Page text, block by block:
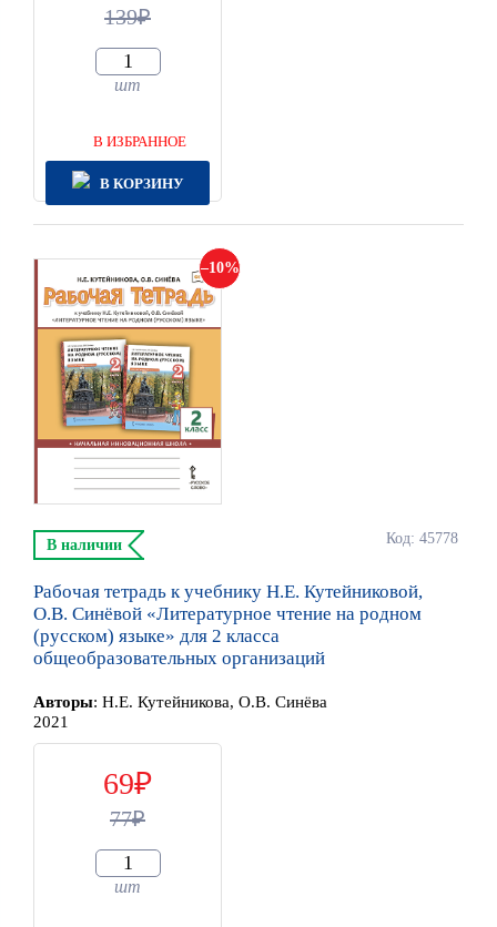
139
шт
В ИЗБРАННОЕ
В КОРЗИНУ
10
Код: 45778
В наличии
Рабочая тетрадь к учебнику Н.Е. Кутейниковой,
О.В. Синёвой «Литературное чтение на родном
(русском) языке» для 2 класса
общеобразовательных организаций
Авторы: Н.Е. Кутейникова, О.В. Синёва
2021
69
77
шт